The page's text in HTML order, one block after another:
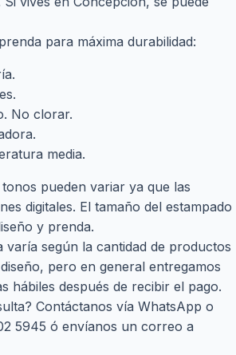
para máxima durabilidad:
No clorar.
media.
tonos pueden variar ya que las
digitales. El tamaño del estampado
y prenda.
varía según la cantidad de productos
pero en general entregamos
hábiles después de recibir el pago.
Contáctanos vía WhatsApp o
5945 ó envíanos un correo a